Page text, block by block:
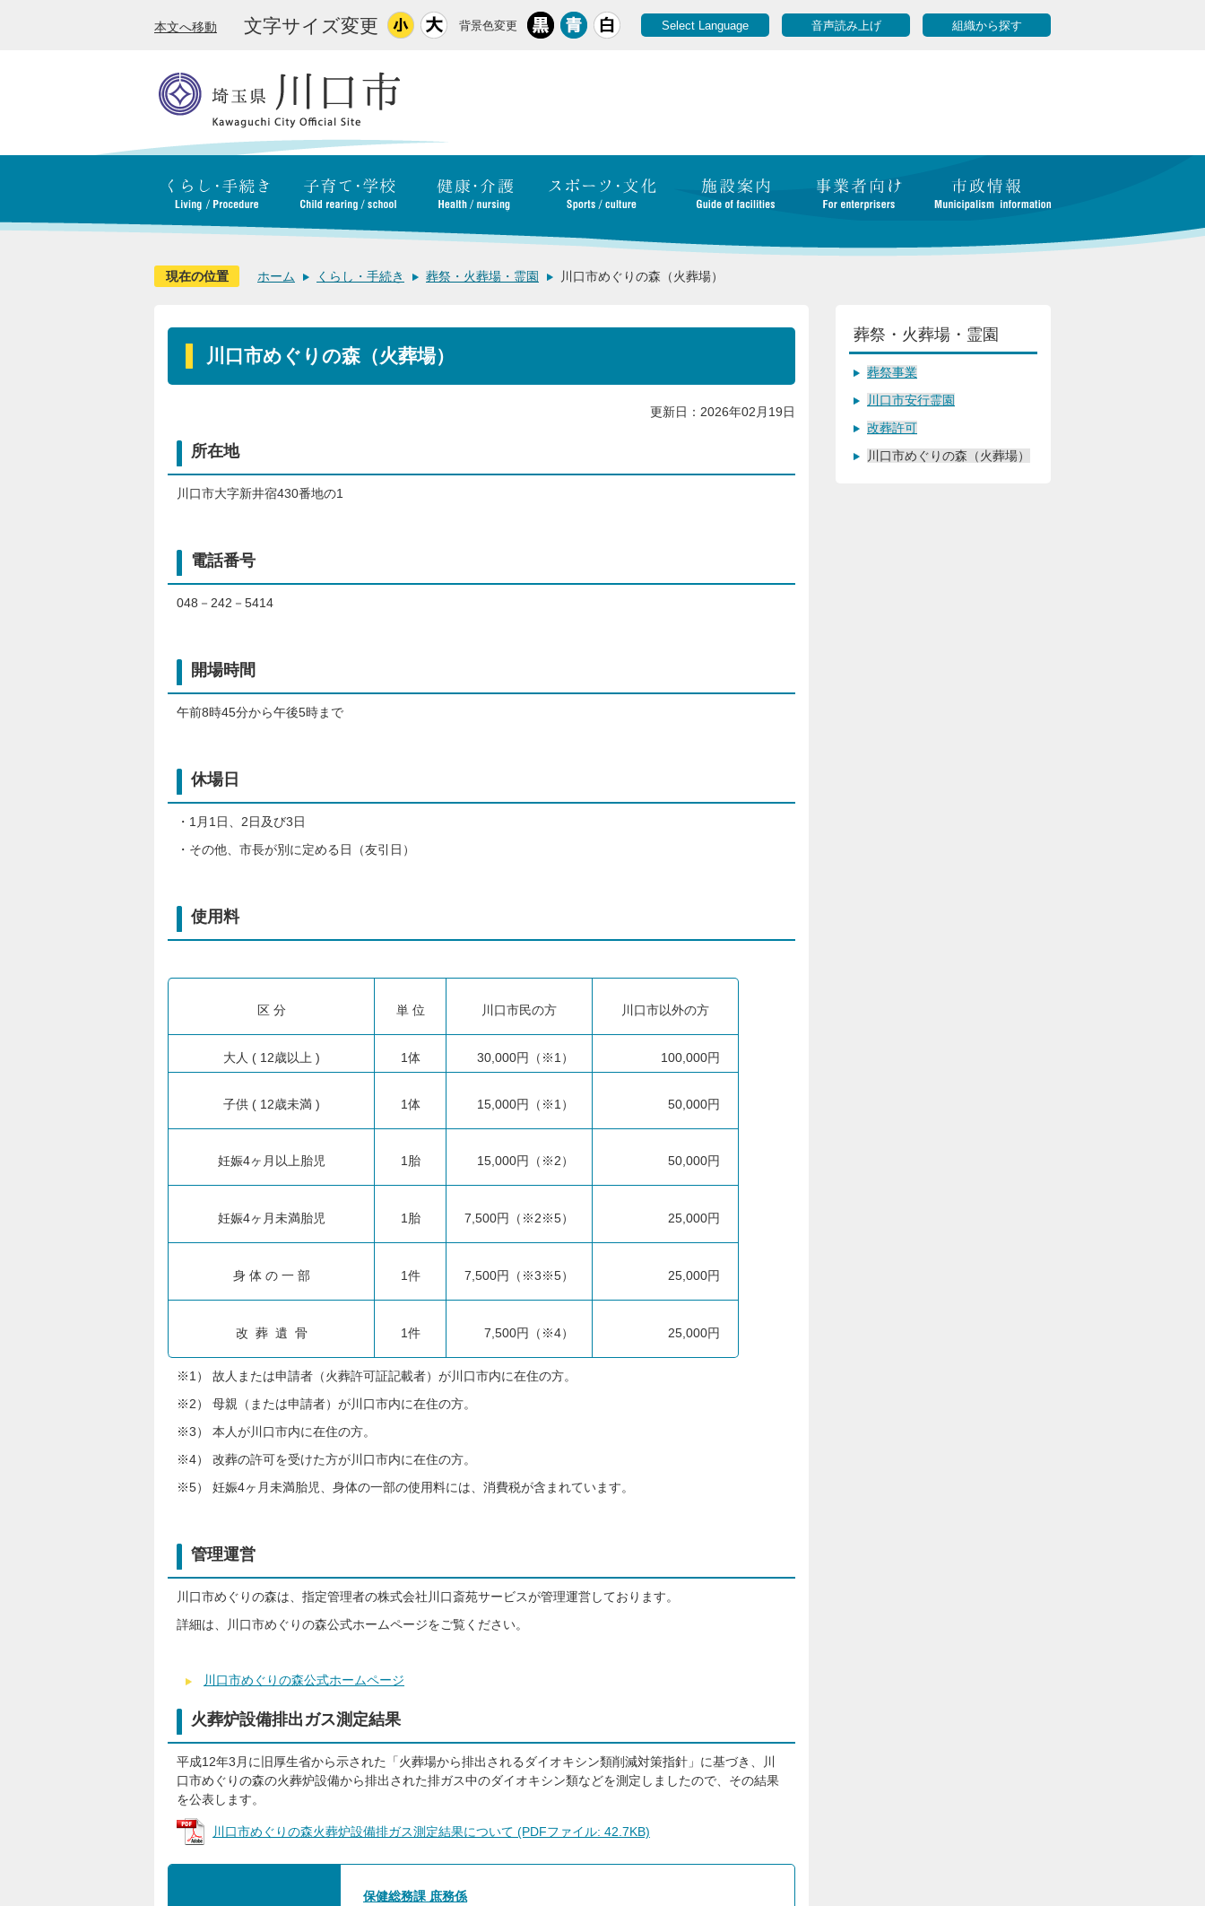
本文へ移動 文字サイズ変更 背景色変更 Select Language 音声読み上げ 組織から探す
現在の位置 ホーム くらし・手続き 葬祭・火葬場・霊園 川口市めぐりの森（火葬場）
川口市めぐりの森（火葬場）
更新日：2026年02月19日
所在地
川口市大字新井宿430番地の1
電話番号
048－242－5414
開場時間
午前8時45分から午後5時まで
休場日
・1月1日、2日及び3日
・その他、市長が別に定める日（友引日）
使用料
区 分 単 位 川口市民の方 川口市以外の方
大人 ( 12歳以上 ) 1体 30,000円（※1） 100,000円
子供 ( 12歳未満 ) 1体 15,000円（※1） 50,000円
妊娠4ヶ月以上胎児 1胎 15,000円（※2） 50,000円
妊娠4ヶ月未満胎児 1胎 7,500円（※2※5） 25,000円
身 体 の 一 部 1件 7,500円（※3※5） 25,000円
改 葬 遺 骨 1件 7,500円（※4） 25,000円
※1） 故人または申請者（火葬許可証記載者）が川口市内に在住の方。
※2） 母親（または申請者）が川口市内に在住の方。
※3） 本人が川口市内に在住の方。
※4） 改葬の許可を受けた方が川口市内に在住の方。
※5） 妊娠4ヶ月未満胎児、身体の一部の使用料には、消費税が含まれています。
管理運営
川口市めぐりの森は、指定管理者の株式会社川口斎苑サービスが管理運営しております。
詳細は、川口市めぐりの森公式ホームページをご覧ください。
川口市めぐりの森公式ホームページ
火葬炉設備排出ガス測定結果
平成12年3月に旧厚生省から示された「火葬場から排出されるダイオキシン類削減対策指針」に基づき、川
口市めぐりの森の火葬炉設備から排出された排ガス中のダイオキシン類などを測定しましたので、その結果
を公表します。
川口市めぐりの森火葬炉設備排ガス測定結果について (PDFファイル: 42.7KB)
保健総務課 庶務係
葬祭・火葬場・霊園
葬祭事業
川口市安行霊園
改葬許可
川口市めぐりの森（火葬場）